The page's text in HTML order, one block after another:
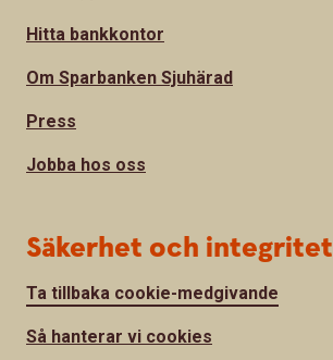
Hitta bankkontor
Om Sparbanken Sjuhärad
Press
Jobba hos oss
Säkerhet och integritet
Ta tillbaka cookie-medgivande
Så hanterar vi cookies